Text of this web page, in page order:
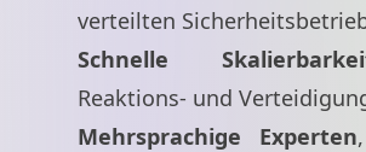
verteilten
Schnelle
Reaktions- und
Mehrsprachige Experten